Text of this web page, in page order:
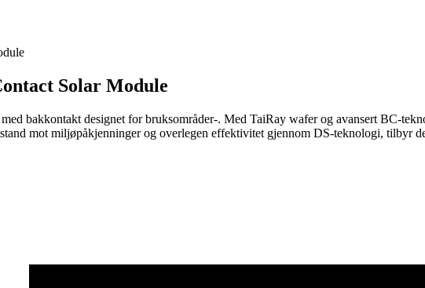
Solar Module
bakkontakt designet for bruksområder-. Med TaiRay wafer og avansert BC-
mot miljøpåkjenninger og overlegen effektivitet gjennom DS-teknologi, tilbyr